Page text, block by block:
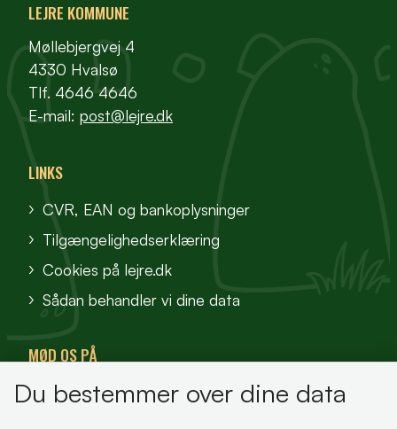
LEJRE KOMMUNE
Møllebjergvej 4
4330 Hvalsø
Tlf. 4646 4646
E-mail: post@lejre.dk
LINKS
CVR, EAN og bankoplysninger
Tilgængelighedserklæring
Cookies på lejre.dk
Sådan behandler vi dine data
MØD OS PÅ
VisitFjordlandet
Du bestemmer over dine data